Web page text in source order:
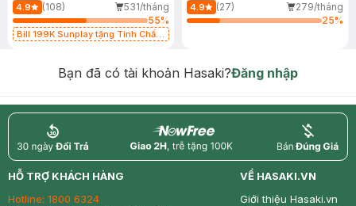
4.9 (108)
531/tháng
55%
Bill 199K Sunplay tặng Tinh Chất
4.9 (27)
279/tháng
25%
Bạn đã có tài khoản Hasaki?Đăng nhập
return nowfree price
HỖ TRỢ KHÁCH HÀNG
Hotline: 1800 6324
VỀ HASAKI.VN
Giới thiệu Hasaki.vn